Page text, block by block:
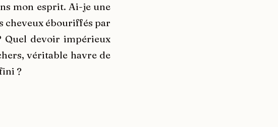
mon esprit. Ai-je une
cheveux ébouriffés par
Quel devoir impérieux
véritable havre de
?